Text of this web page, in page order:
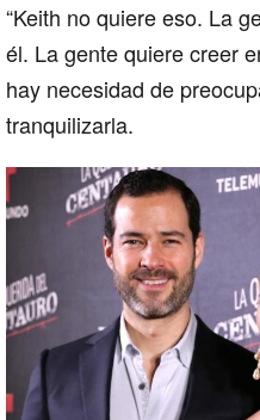
“Keith no quiere eso. La
él. La gente quiere creer
hay necesidad de
tranquilizarla.